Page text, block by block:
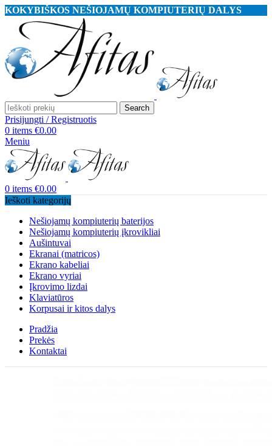
KOKYBIŠKOS NEŠIOJAMŲ KOMPIUTERIŲ DALYS
Search
Prisijungti / Registruotis
0 items €0.00
Meniu
0 items €0.00
Ieškoti kategorijų
Nešiojamų kompiuterių baterijos
Nešiojamų kompiuterių įkrovikliai
Aušintuvai
Ekranai (matricos)
Ekrano kabeliai
Ekrano vyriai
Įkrovimo lizdai
Klaviatūros
Korpusai ir kitos dalys
Pradžia
Prekės
Kontaktai